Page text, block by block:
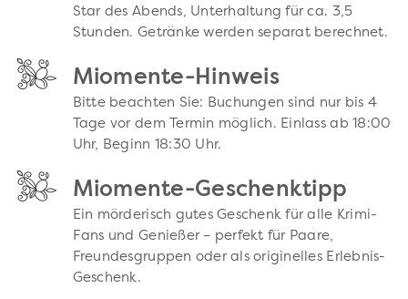
Star des Abends, Unterhaltung für ca. 3,5
Stunden. Getränke werden separat berechnet.
Miomente-Hinweis
Bitte beachten Sie: Buchungen sind nur bis 4
Tage vor dem Termin möglich. Einlass ab 18:00
Uhr, Beginn 18:30 Uhr.
Miomente-Geschenktipp
Ein mörderisch gutes Geschenk für alle Krimi-
Fans und Genießer – perfekt für Paare,
Freundesgruppen oder als originelles Erlebnis-
Geschenk.